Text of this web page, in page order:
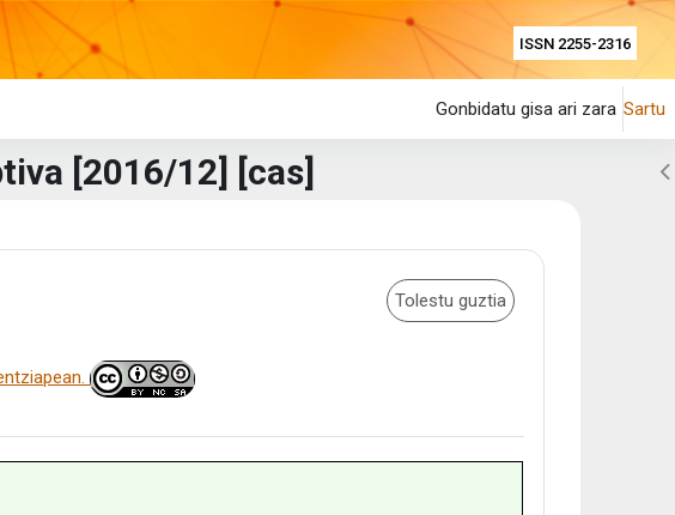
ISSN 2255-2316
Gonbidatu gisa ari zara Sartu
[2016/12] [cas]
Tolestu guztia